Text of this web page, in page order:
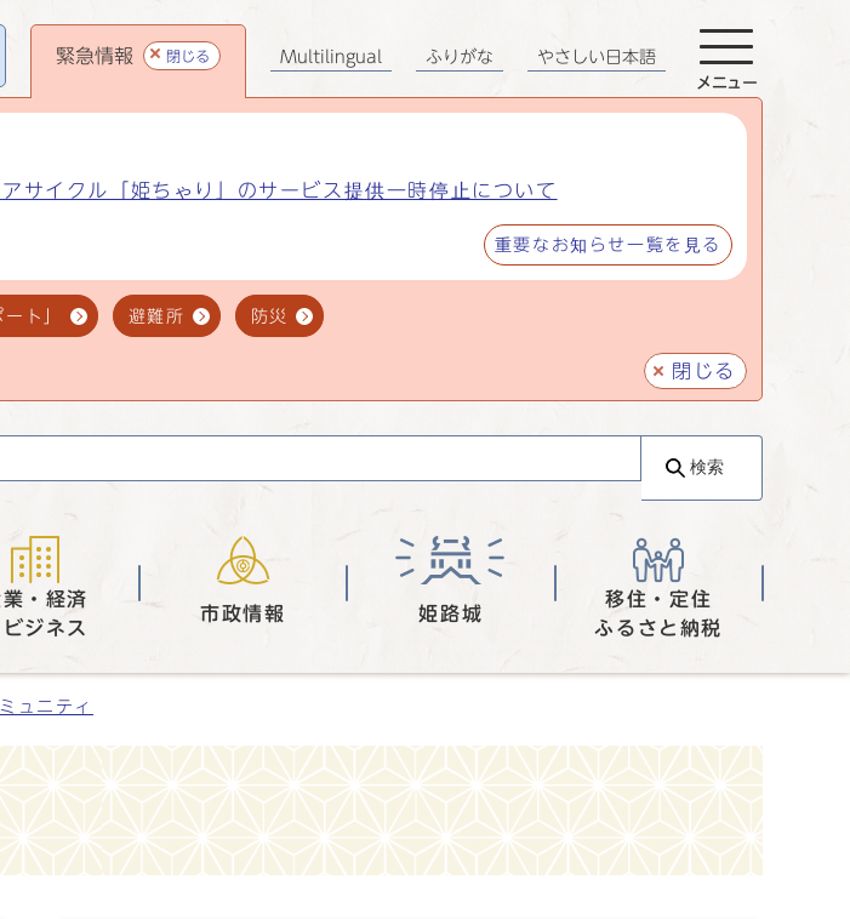
緊急情報 閉じる
サイクル「姫ちゃり」のサービス提供一時停止について
重要なお知らせ一覧を見る
ト」 避難所 防災
閉じる
Multilingual ふりがな やさしい日本語
メニュー
検索
業・経済
ビジネス
市政情報 姫路城
移住・定住
ふるさと納税
ュニティ